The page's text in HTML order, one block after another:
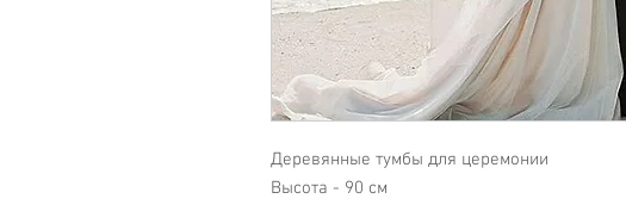
Деревянные тумбы для церемонии
Высота - 90 см